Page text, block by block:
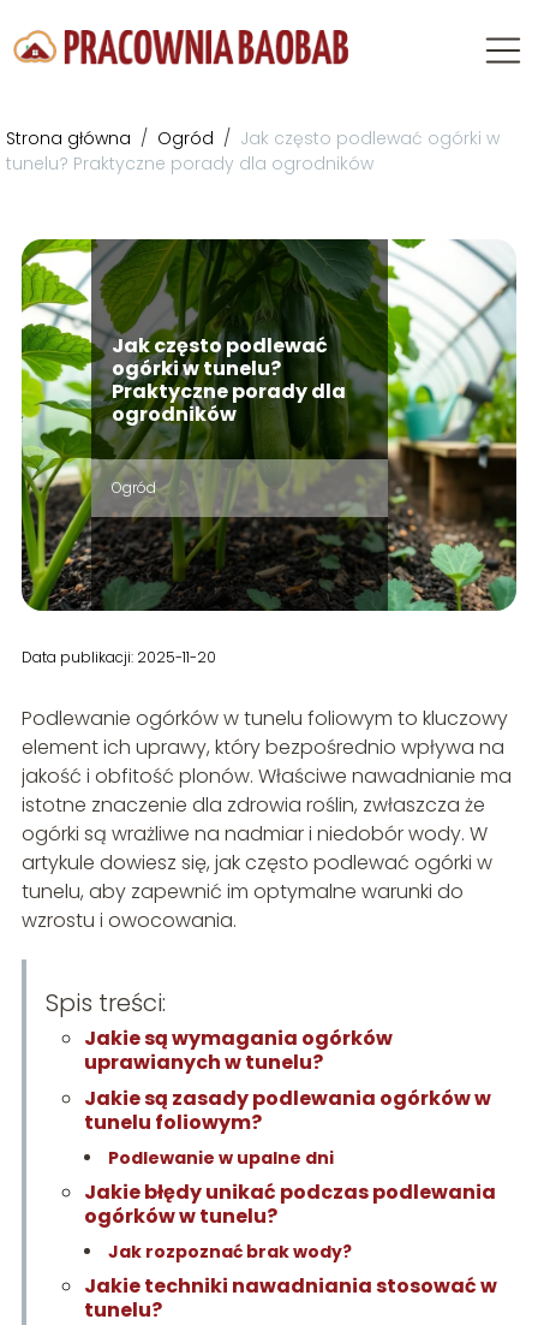
Strona główna / Ogród / Jak często podlewać ogórki w
tunelu? Praktyczne porady dla ogrodników
Jak często podlewać
ogórki w tunelu?
Praktyczne porady dla
ogrodników
Ogród
Data publikacji: 2025-11-20
Podlewanie ogórków w tunelu foliowym to kluczowy
element ich uprawy, który bezpośrednio wpływa na
jakość i obfitość plonów. Właściwe nawadnianie ma
istotne znaczenie dla zdrowia roślin, zwłaszcza że
ogórki są wrażliwe na nadmiar i niedobór wody. W
artykule dowiesz się, jak często podlewać ogórki w
tunelu, aby zapewnić im optymalne warunki do
wzrostu i owocowania.
Spis treści:
Jakie są wymagania ogórków
uprawianych w tunelu?
Jakie są zasady podlewania ogórków w
tunelu foliowym?
Podlewanie w upalne dni
Jakie błędy unikać podczas podlewania
ogórków w tunelu?
Jak rozpoznać brak wody?
Jakie techniki nawadniania stosować w
tunelu?